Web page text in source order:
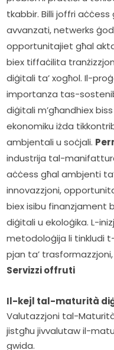
tkabbir. Billi joffri
avvanzati, netwerks
opportunitajiet għal
biex tiffaċilita
diġitali ta’ xogħol. Il-
importanza tas-
diġitali m’għandhiex
ekonomiku iżda
ambjentali u soċjali.
industrija tal-
aċċess għal ambjenti
innovazzjoni,
biex isibu finanzjament
diġitali u ekoloġika. L-
metodoloġija li tinkludi
Servizzi offruti
Il-kejl tal-maturità
Valutazzjoni tal-
jistgħu jivvalutaw il-
gwida.